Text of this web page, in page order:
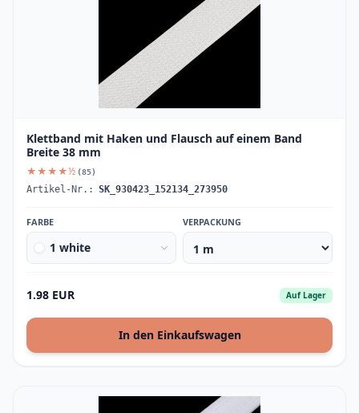
Klettband mit Haken und Flausch auf einem Band
Breite 38 mm
★★★★½ (85)
Artikel-Nr.: SK_930423_152134_273950
FARBE
1 white
VERPACKUNG
1.98 EUR Auf Lager
In den Einkaufswagen